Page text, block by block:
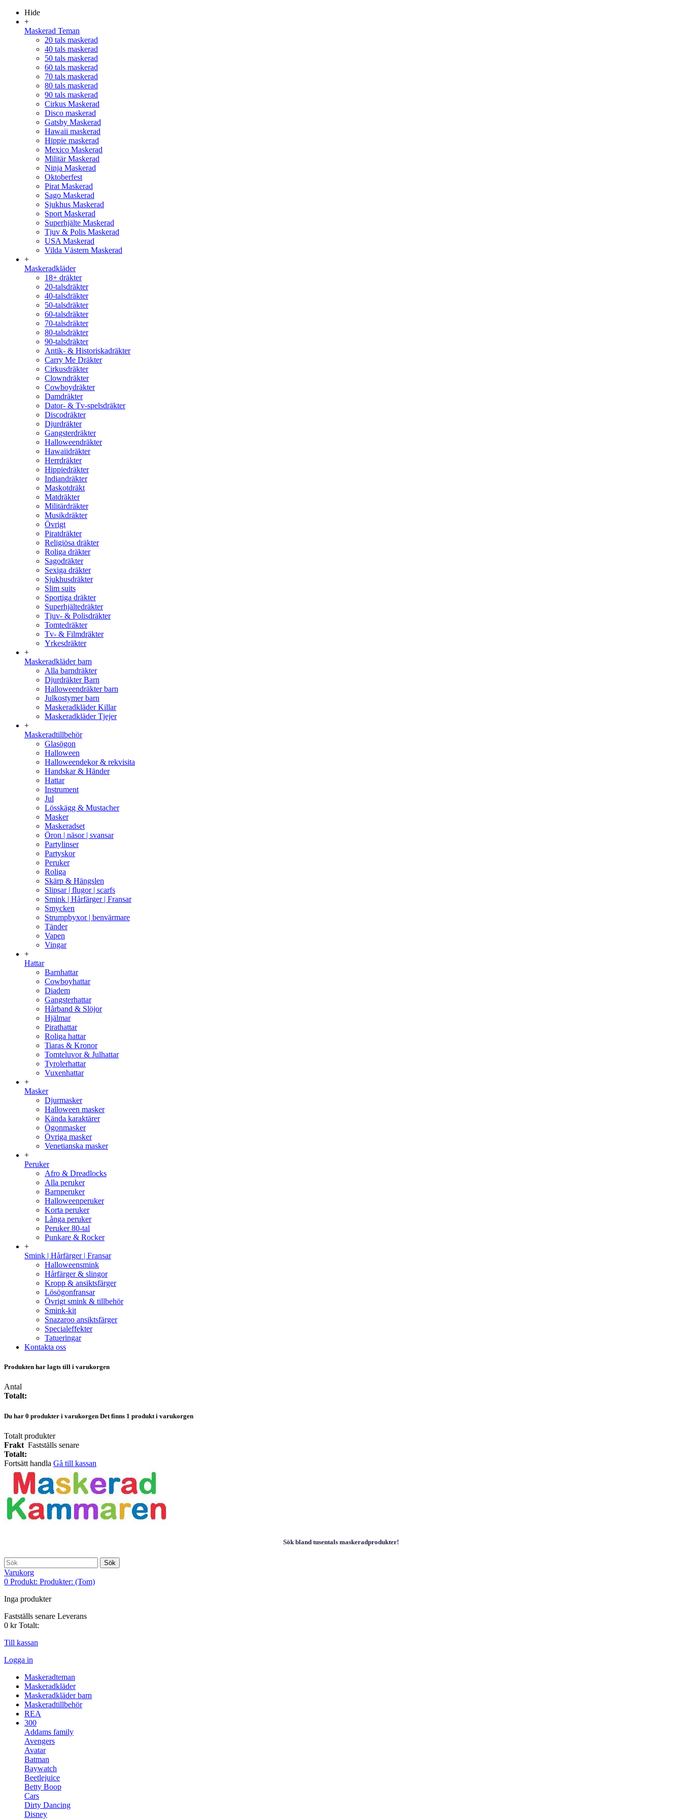
Hide
+
Maskerad Teman
20 tals maskerad
40 tals maskerad
50 tals maskerad
60 tals maskerad
70 tals maskerad
80 tals maskerad
90 tals maskerad
Cirkus Maskerad
Disco maskerad
Gatsby Maskerad
Hawaii maskerad
Hippie maskerad
Mexico Maskerad
Militär Maskerad
Ninja Maskerad
Oktoberfest
Pirat Maskerad
Sago Maskerad
Sjukhus Maskerad
Sport Maskerad
Superhjälte Maskerad
Tjuv & Polis Maskerad
USA Maskerad
Vilda Västern Maskerad
+
Maskeradkläder
18+ dräkter
20-talsdräkter
40-talsdräkter
50-talsdräkter
60-talsdräkter
70-talsdräkter
80-talsdräkter
90-talsdräkter
Antik- & Historiskadräkter
Carry Me Dräkter
Cirkusdräkter
Clowndräkter
Cowboydräkter
Damdräkter
Dator- & Tv-spelsdräkter
Discodräkter
Djurdräkter
Gangsterdräkter
Halloweendräkter
Hawaiidräkter
Herrdräkter
Hippiedräkter
Indiandräkter
Maskotdräkt
Matdräkter
Militärdräkter
Musikdräkter
Övrigt
Piratdräkter
Religiösa dräkter
Roliga dräkter
Sagodräkter
Sexiga dräkter
Sjukhusdräkter
Slim suits
Sportiga dräkter
Superhjältedräkter
Tjuv- & Polisdräkter
Tomtedräkter
Tv- & Filmdräkter
Yrkesdräkter
+
Maskeradkläder barn
Alla barndräkter
Djurdräkter Barn
Halloweendräkter barn
Julkostymer barn
Maskeradkläder Killar
Maskeradkläder Tjejer
+
Maskeradtillbehör
Glasögon
Halloween
Halloweendekor & rekvisita
Handskar & Händer
Hattar
Instrument
Jul
Lösskägg & Mustacher
Masker
Maskeradset
Öron | näsor | svansar
Partylinser
Partyskor
Peruker
Roliga
Skärp & Hängslen
Slipsar | flugor | scarfs
Smink | Hårfärger | Fransar
Smycken
Strumpbyxor | benvärmare
Tänder
Vapen
Vingar
+
Hattar
Barnhattar
Cowboyhattar
Diadem
Gangsterhattar
Hårband & Slöjor
Hjälmar
Pirathattar
Roliga hattar
Tiaras & Kronor
Tomteluvor & Julhattar
Tyrolerhattar
Vuxenhattar
+
Masker
Djurmasker
Halloween masker
Kända karaktärer
Ögonmasker
Övriga masker
Venetianska masker
+
Peruker
Afro & Dreadlocks
Alla peruker
Barnperuker
Halloweenperuker
Korta peruker
Långa peruker
Peruker 80-tal
Punkare & Rocker
+
Smink | Hårfärger | Fransar
Halloweensmink
Hårfärger & slingor
Kropp & ansiktsfärger
Lösögonfransar
Övrigt smink & tillbehör
Smink-kit
Snazaroo ansiktsfärger
Specialeffekter
Tatueringar
Kontakta oss
Produkten har lagts till i varukorgen
Antal
Totalt:
Du har 0 produkter i varukorgen Det finns 1 produkt i varukorgen
Totalt produkter
Frakt Fastställs senare
Totalt:
Fortsätt handla Gå till kassan
Sök bland tusentals maskeradprodukter!
Sök
Varukorg
0 Produkt: Produkter: (Tom)
Inga produkter
Fastställs senare Leverans
0 kr Totalt:
Till kassan
Logga in
Maskeradteman
Maskeradkläder
Maskeradkläder barn
Maskeradtillbehör
REA
300
Addams family
Avengers
Avatar
Batman
Baywatch
Beetlejuice
Betty Boop
Cars
Dirty Dancing
Disney